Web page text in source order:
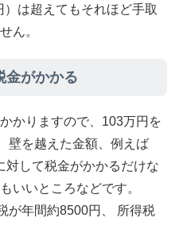
は超えてもそれほど手取
ん。
金がかかる
かりますので、103万円を
壁を越えた金額、例えば
対して税金がかかるだけな
いいところなどです。
が年間約8500円、 所得税